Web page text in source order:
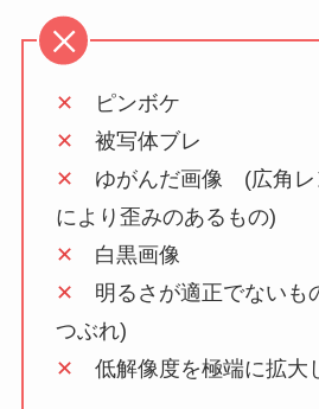
✕ ピンボケ
✕ 被写体ブレ
✕ ゆがんだ画像 (広角レ
により歪みのあるもの)
✕ 白黒画像
✕ 明るさが適正でない
つぶれ)
✕ 低解像度を極端に拡大